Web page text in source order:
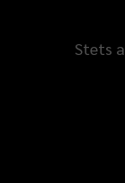
Stets